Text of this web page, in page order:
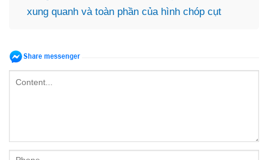
xung quanh và toàn phần của hình chóp cụt